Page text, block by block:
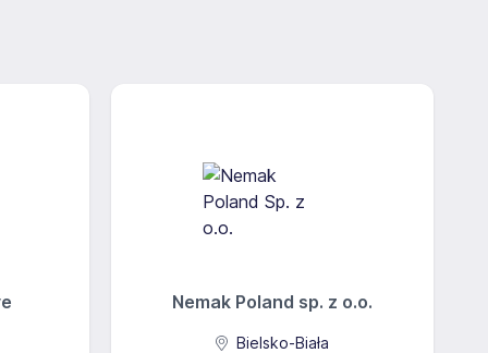
Nemak Poland sp. z o.o.
Bielsko-Biała